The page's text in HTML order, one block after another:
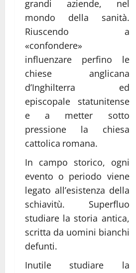
grandi aziende, nel
mondo della sanità.
Riuscendo a
«confondere»
influenzare perfino le
chiese anglicana
d’Inghilterra ed
episcopale statunitense
e a metter sotto
pressione la chiesa
cattolica romana.
In campo storico, ogni
evento o periodo viene
legato all’esistenza della
schiavitù. Superfluo
studiare la storia antica,
scritta da uomini bianchi
defunti.
Inutile studiare la